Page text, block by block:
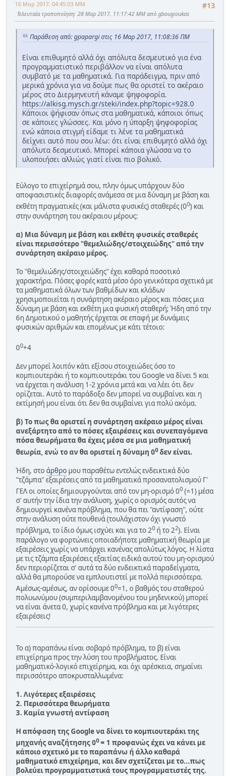
#13
16 Μαρ 2017, 04:45:03 ΜΜ
Τελευταία τροποποίηση: 28 Μαρ 2017, 11:17:42 ΜΜ από gbougioukas
Παράθεση από: gpapargi στις 16 Μαρ 2017, 11:08:36 ΠΜ
Είναι επιθυμητό αλλά όχι απόλυτα δεσμευτικό για ένα
προγραμματιστικό περιβάλλον να είναι απόλυτα
συμβατό με τα μαθηματικά. Για παράδειγμα, πριν από
μερικά χρόνια για να δούμε πως θα οριστεί το ακέραιο
μέρος στο Διερμηνευτή κάναμε ψηφοφορία.
https://alkisg.mysch.gr/steki/index.php?topic=928.0
Κάποιοι ψήφισαν όπως στα μαθηματικά, κάποιοι όπως
σε κάποιες γλώσσες. Και μόνο η ύπαρξη ψηφοφορίας
ενώ κάποια στιγμή είδαμε τι λένε τα μαθηματικά
δείχνει αυτό που σου λέω: ότι είναι επιθυμητό αλλά όχι
απόλυτα δεσμευτικό. Μπορεί κάποια γλώσσα να το
υλοποιήσει αλλιώς γιατί είναι πιο βολικό.
Εύλογο το επιχείρημά σου, πλην όμως υπάρχουν δύο
αποφασιστικές διαφορές ανάμεσα σε μια δύναμη με βάση και
εκθέτη πραγματικές (και μάλιστα φυσικές) σταθερές (00) και
στην συνάρτηση του ακέραιου μέρους:
α) Μια δύναμη με βάση και εκθέτη φυσικές σταθερές
είναι περισσότερο "θεμελιώδης/στοιχειώδης" από την
συνάρτηση ακέραιο μέρος.
Το "θεμελιώδης/στοιχειώδης" έχει καθαρά ποσοτικό
χαρακτήρα. Πόσες φορές κατά μέσο όρο γενικότερα σχετικά με
τα μαθηματικά όλων των βαθμίδων και κλάδων
χρησιμοποιείται η συνάρτηση ακέραιο μέρος και πόσες μια
δύναμη με βάση και εκθέτη μια φυσική σταθερή; Ήδη από την
6η Δημοτικού ο μαθητής έρχεται σε επαφή με δυνάμεις
φυσικών αριθμών και επομένως με κάτι τέτοιο:
00+4
Δεν μπορεί λοιπόν κάτι εξίσου στοιχειώδες όσο το
κομπιουτεράκι ή το κομπιουτεράκι του Google να δίνει 5 και
να έρχεται η ανάλυση 1-2 χρόνια μετά και να λέει ότι δεν
ορίζεται. Αυτό το παράδοξο δεν μπορεί να συμβαίνει και η
εκτίμησή μου είναι ότι δεν θα συμβαίνει για πολύ ακόμα.
β) Το πως θα οριστεί η συνάρτηση ακέραιο μέρος είναι
ανεξάρτητο από το πόσες εξαιρέσεις και συνεπαγόμενα
πόσα θεωρήματα θα έχεις μέσα σε μια μαθηματική
θεωρία, ενώ το αν θα οριστεί η δύναμη 00 δεν είναι.
Ήδη, στοάρθρο μου παραθέτω εντελώς ενδεικτικά δύο
"τζάμπα" εξαιρέσεις από τα μαθηματικά προσανατολισμού Γ'
ΓΕΛ οι οποίες δημιουργούνται από τον μη-ορισμό 00 (=1) μέσα
σ' αυτήν την ίδια την ανάλυση, χωρίς ο ορισμός αυτός να
δημιουργεί κανένα πρόβλημα, που θα πει "αντίφαση", ούτε
στην ανάλυση ούτε πουθενά (τουλάχιστον όχι γνωστό
πρόβλημα, το ίδιο όμως ισχύει και για το 20 ή το 22). Είναι
παράλογο να φορτώνεις οποιαδήποτε μαθηματική θεωρία με
εξαιρέσεις χωρίς να υπάρχει κανένας απολύτως λόγος. Η λίστα
με τις τζάμπα εξαιρέσεις εξαιτίας ειδικά αυτού του μη-ορισμού
δεν περιορίζεται σ' αυτά τα δύο ενδεικτικά παραδείγματα,
αλλά θα μπορούσε να εμπλουτιστεί με πολλά περισσότερα.
Αμέσως-αμέσως, αν ορίσουμε 00=1, ο βαθμός του σταθερού
πολυωνύμου (συμπεριλαμβανομένου του μηδενικού) μπορεί
να είναι άνετα 0, χωρίς κανένα πρόβλημα και με λιγότερες
εξαιρέσεις!
Το α) παραπάνω είναι σοβαρό πρόβλημα, το β) είναι
επιχείρημα προς την λύση του προβλήματος. Είναι
μαθηματικό-λογικό επιχείρημα, και όχι αρέσκεια, σημαίνει
περισσότερο αποκρυσταλλωμένα:
1. Λιγότερες εξαιρέσεις
2. Περισσότερα θεωρήματα
3. Καμία γνωστή αντίφαση
Η απόφαση της Google να δίνει το κομπιουτεράκι της
μηχανής αναζήτησης 00 = 1 προφανώς έχει να κάνει με
κάποιο σχετικό με το παραπάνω ή άλλο καθαρά
μαθηματικό επιχείρημα, και δεν σχετίζεται με το...πως
βολεύει προγραμματιστικά τους προγραμματιστές της.